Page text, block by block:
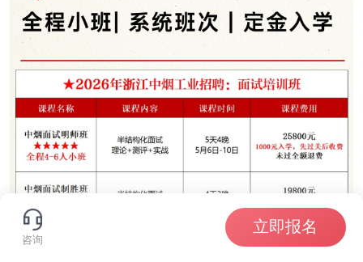
咨询
立即报名